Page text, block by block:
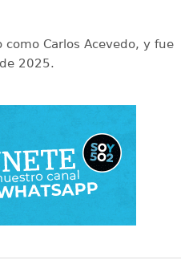
Carlos Acevedo, y fue
2025.